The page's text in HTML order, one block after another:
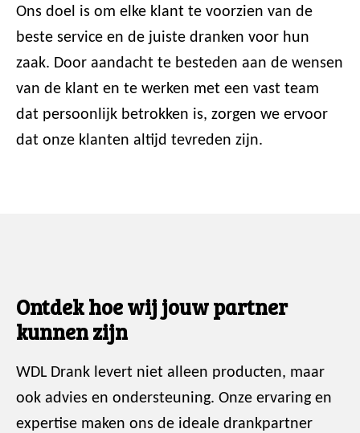
Ons doel is om elke klant te voorzien van de
beste service en de juiste dranken voor hun
zaak. Door aandacht te besteden aan de wensen
van de klant en te werken met een vast team
dat persoonlijk betrokken is, zorgen we ervoor
dat onze klanten altijd tevreden zijn.
Ontdek hoe wij jouw partner
kunnen zijn
WDL Drank levert niet alleen producten, maar
ook advies en ondersteuning. Onze ervaring en
expertise maken ons de ideale drankpartner